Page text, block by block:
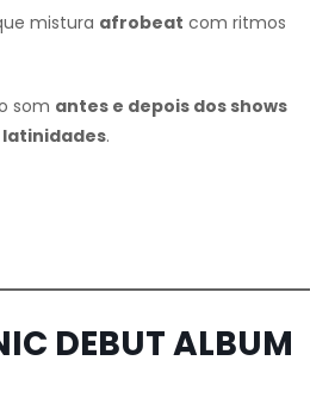
mistura afrobeat com ritmos
som antes e depois dos shows
latinidades.
DEBUT ALBUM